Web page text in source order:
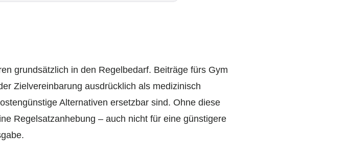
grundsätzlich in den Regelbedarf. Beiträge fürs Gym
Zielvereinbarung ausdrücklich als medizinisch
Alternativen ersetzbar sind. Ohne diese
Regelsatz­anhebung – auch nicht für eine günstigere